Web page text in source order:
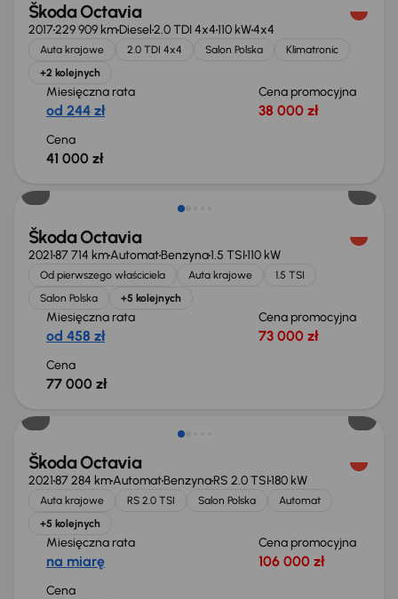
Škoda Octavia
2017229 909 kmDiesel2.0 TDI 4x4110 kW4x4
Auta krajowe 2.0 TDI 4x4 Salon Polska
Klimatronic
+2 kolejnych
Miesięczna rata
od 244 zł
Cena promocyjna
38 000 zł
Cena
41 000 zł
Škoda Octavia
202187 714 kmAutomatBenzyna1.5 TSI110 kW
Od pierwszego właściciela Auta krajowe
1.5 TSI
Salon Polska
+5 kolejnych
Miesięczna rata
od 458 zł
Cena promocyjna
73 000 zł
Cena
77 000 zł
Škoda Octavia
202187 284 kmAutomatBenzynaRS 2.0 TSI180 kW
Auta krajowe RS 2.0 TSI Salon Polska
Automat
+5 kolejnych
Miesięczna rata
na miarę
Cena promocyjna
106 000 zł
Cena